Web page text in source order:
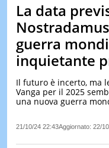
Pause Unmute
La data
guerra
inquietante
Il futuro è incerto, ma
Vanga per il 2025
una nuova guerra
21/10/24 22:43Aggiornato: 22/